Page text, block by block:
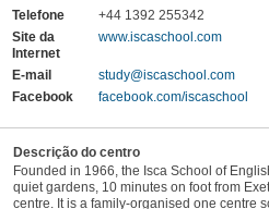
Telefone
+44 1392 255342
Site da
Internet
www.iscaschool.com
E-mail
study@iscaschool.com
Facebook
facebook.com/iscaschool
Descrição do centro
Founded in 1966, the Isca School of
quiet gardens, 10 minutes on foot from
centre. It is a family-organised one centre